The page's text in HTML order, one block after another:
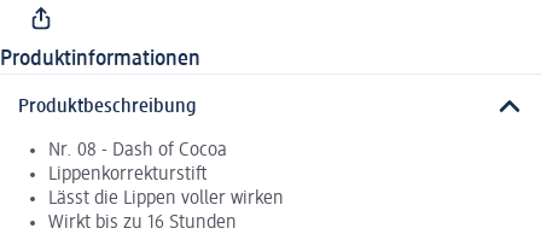
Produktinformationen
Produktbeschreibung
Nr. 08 - Dash of Cocoa
Lippenkorrekturstift
Lässt die Lippen voller wirken
Wirkt bis zu 16 Stunden